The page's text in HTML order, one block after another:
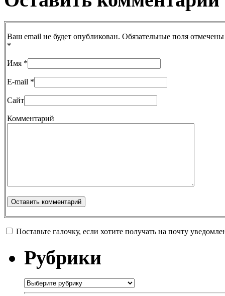
Ваш email не будет опубликован. Обязательные поля отмечены
*
Имя *
E-mail *
Сайт
Комментарий
Поставьте галочку, если хотите получать на почту
Рубрики